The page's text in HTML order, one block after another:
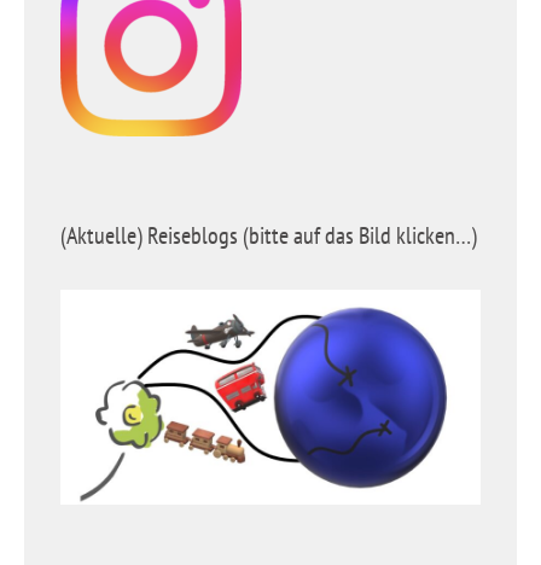
(Aktuelle) Reiseblogs (bitte auf das Bild klicken…)